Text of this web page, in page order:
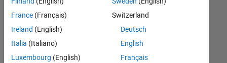
weiter
fassen
oder
alle
Stellenangebote
anzeigen .
France (Français)
Ireland (English)
Italia (Italiano)
Luxembourg (English)
Switzerland
Deutsch
English
Français